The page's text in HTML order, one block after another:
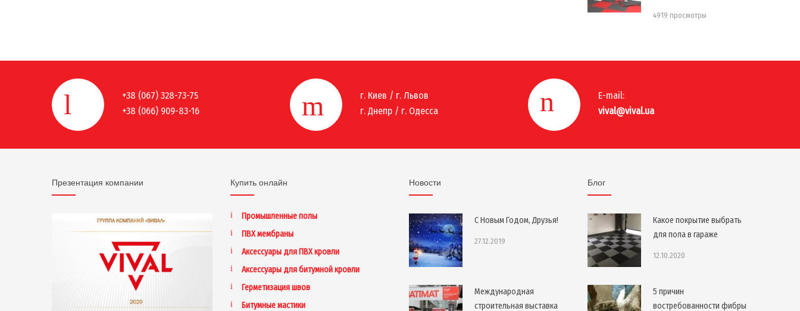
4919 просмотры
+38 (067) 328-73-75
+38 (066) 909-83-16
г. Киев / г. Львов
г. Днепр / г. Одесса
E-mail:
vival@vival.ua
Презентация компании Купить онлайн
Промышленные полы
ПВХ мембраны
Аксессуары для ПВХ кровли
Аксессуары для битумной кровли
Герметизация швов
Битумные мастики
Новости
С Новым Годом, Друзья!
27.12.2019
Международная
строительная выставка
Блог
Какое покрытие выбрать
для пола в гараже
12.10.2020
5 причин
востребованности фибры